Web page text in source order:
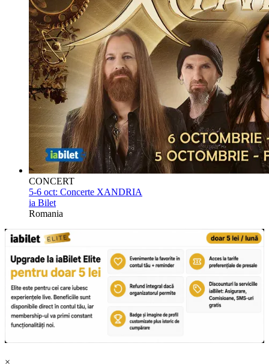
CONCERT
5-6 oct: Concerte XANDRIA
ia Bilet
Romania
×